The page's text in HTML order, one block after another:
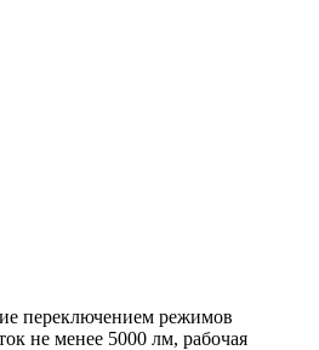
переключением режимов
не менее 5000 лм, рабочая